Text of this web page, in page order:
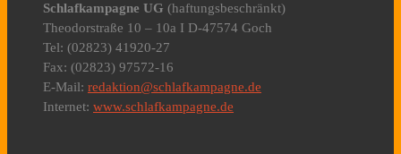
Schlafkampagne UG (haftungsbeschränkt)
Theodorstraße 10 – 10a I D-47574 Goch
Tel: (02823) 41920-27
Fax: (02823) 97572-16
E-Mail: redaktion@schlafkampagne.de
Internet: www.schlafkampagne.de